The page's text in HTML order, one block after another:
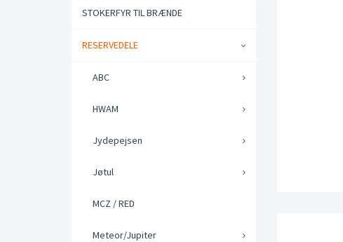
STOKERFYR TIL BRÆNDE
RESERVEDELE
ABC
HWAM
Jydepejsen
Jøtul
MCZ / RED
Meteor/Jupiter